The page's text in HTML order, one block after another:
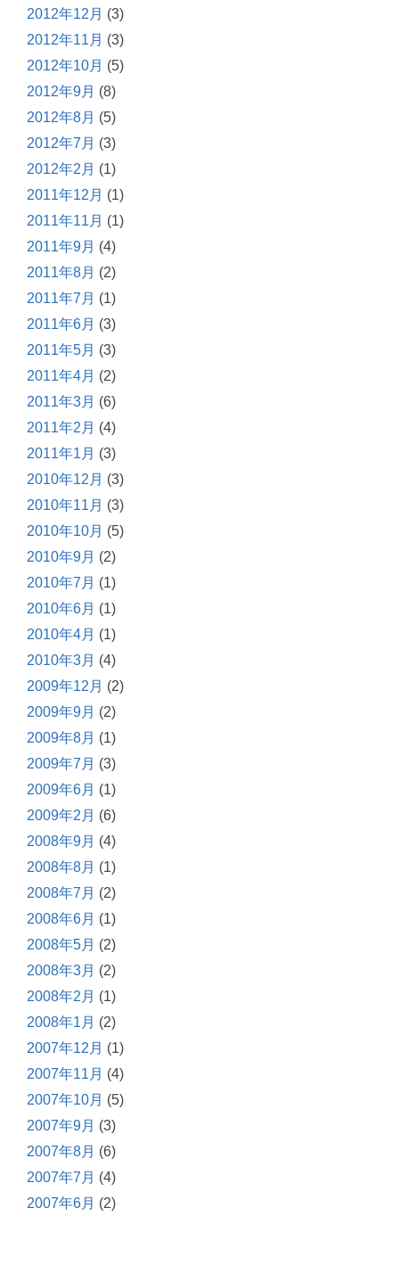
2012年12月 (3)
2012年11月 (3)
2012年10月 (5)
2012年9月 (8)
2012年8月 (5)
2012年7月 (3)
2012年2月 (1)
2011年12月 (1)
2011年11月 (1)
2011年9月 (4)
2011年8月 (2)
2011年7月 (1)
2011年6月 (3)
2011年5月 (3)
2011年4月 (2)
2011年3月 (6)
2011年2月 (4)
2011年1月 (3)
2010年12月 (3)
2010年11月 (3)
2010年10月 (5)
2010年9月 (2)
2010年7月 (1)
2010年6月 (1)
2010年4月 (1)
2010年3月 (4)
2009年12月 (2)
2009年9月 (2)
2009年8月 (1)
2009年7月 (3)
2009年6月 (1)
2009年2月 (6)
2008年9月 (4)
2008年8月 (1)
2008年7月 (2)
2008年6月 (1)
2008年5月 (2)
2008年3月 (2)
2008年2月 (1)
2008年1月 (2)
2007年12月 (1)
2007年11月 (4)
2007年10月 (5)
2007年9月 (3)
2007年8月 (6)
2007年7月 (4)
2007年6月 (2)